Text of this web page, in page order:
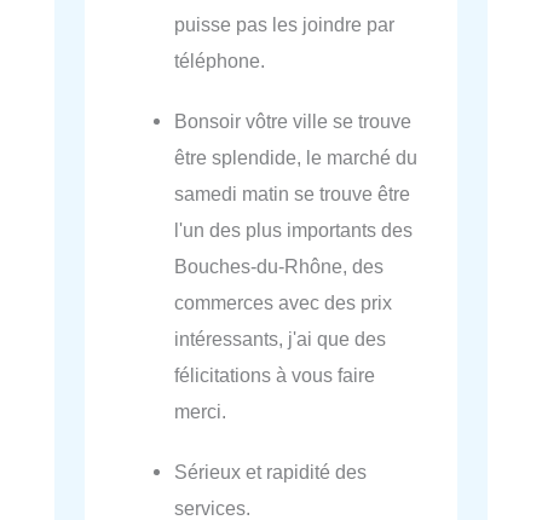
puisse pas les joindre par
téléphone.
Bonsoir vôtre ville se trouve
être splendide, le marché du
samedi matin se trouve être
l'un des plus importants des
Bouches-du-Rhône, des
commerces avec des prix
intéressants, j'ai que des
félicitations à vous faire
merci.
Sérieux et rapidité des
services.